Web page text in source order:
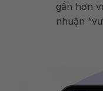
gần hơn
nhuận